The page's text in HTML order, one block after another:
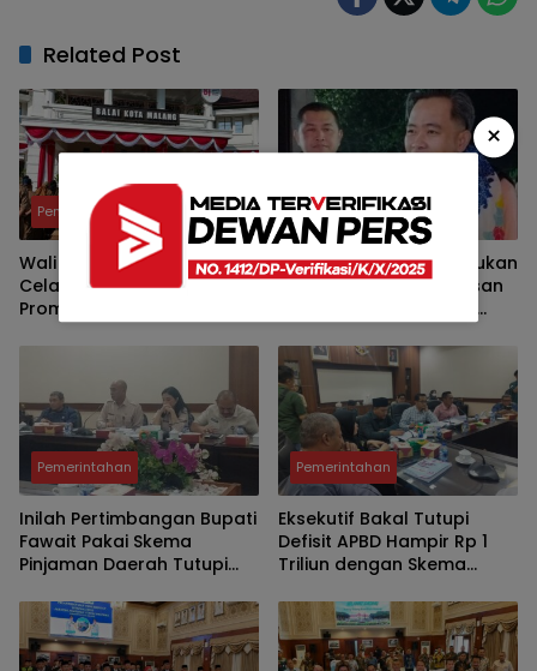
Related Post
Pemerintahan
Wali Kota Malang Tutup
Celah ‘Jabatan Titipan’,
Promosi ASN Kini Wajib
Lewat Manajemen Talenta
dan Sistem Merit
Pemerintahan
Bupati Fawait: Defisit Bukan
Berarti Daerah Kehabisan
Justru Bukti Keuangan
Jember Sehat
Pemerintahan
Inilah Pertimbangan Bupati
Fawait Pakai Skema
Pinjaman Daerah Tutupi
Pemerintahan
Eksekutif Bakal Tutupi
Defisit APBD Hampir Rp 1
Triliun dengan Skema
×